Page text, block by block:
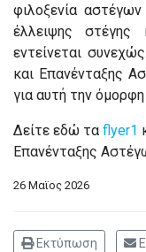
φιλοξενία
έλλειψης στέγης
εντείνεται
και Επανένταξης
για αυτή την
Δείτε εδώ τα flyer1
Επανένταξης
26 Μαϊος 2026
Εκτύπωση